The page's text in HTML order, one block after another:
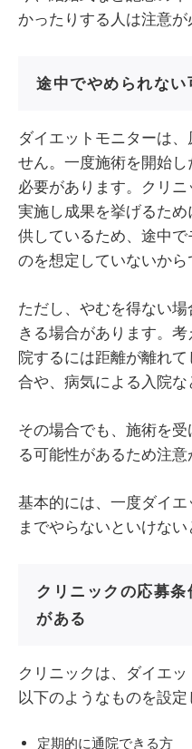
かったりする人は注意が
途中でやめられない
ダイエットモニターは
せん。一度施術を開始
必要があります。クリ
実施し成果を挙げるた
供しているため、途中
のを想定していないから
ただし、やむを得ない
きる場合があります。
院するには距離が離れ
合や、病気による入院な
その場合でも、施術を
る可能性があるため注意
基本的には、一度ダイ
までやらないといけない
クリニックの応募
がある
クリニックは、ダイエ
以下のようなものを設定
定期的に通院できる方